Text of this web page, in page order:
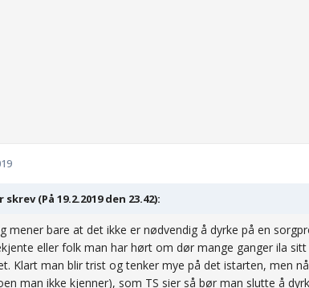
(På 19.2.2019 den 23.42):
mener bare at det ikke er nødvendig å dyrke på en
eller folk man har hørt om dør mange ganger ila
Klart man blir trist og tenker mye på det istarten, men
man ikke kjenner), som TS sier så bør man slutte å